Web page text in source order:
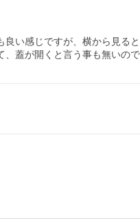
い感じですが、横から見る
蓋が開くと言う事も無いの